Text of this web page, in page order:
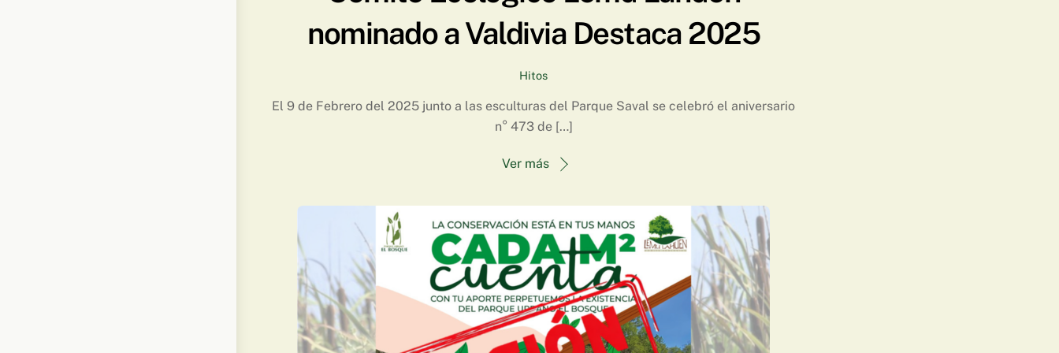
nominado a Valdivia Destaca 2025
Hitos
El 9 de Febrero del 2025 junto a las esculturas del Parque Saval se celebró el aniversario
n° 473 de […]
Ver más